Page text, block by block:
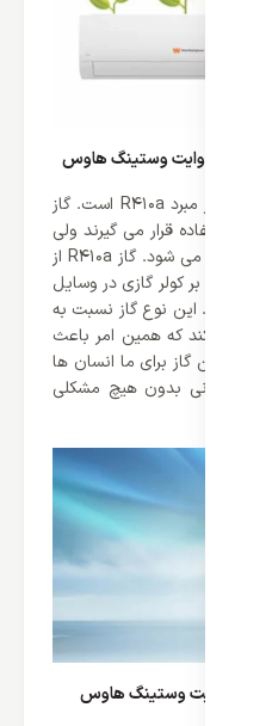
از نقات قوت این کمپانی بهره بردن از گاز مبرد R410a است. گاز
استفاده قرار می گیرند ولی
اکثر آن ها موجب خطر برای ما انسان ها می شود. گاز R410a از
علاوه بر کولر گازی در وسایل
می گیرد. این نوع گاز نسبت به
می کند که همین امر باعث
که این گاز برای ما انسان ها
مدت طولانی بدون هیچ مشکلی